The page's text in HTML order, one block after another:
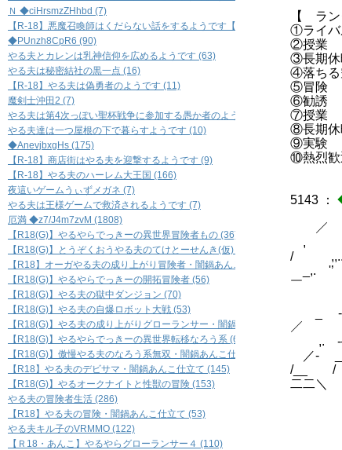
【 ラン
①ライバ
②授業
③長期休
④落ちる
⑤冒険
⑥勧誘
⑦授業
⑧長期休
⑨実験
⑩熱烈歓
5143 ：
／
,
/ ,,..
￣
／
_ -
／
,.
／-
/__
二
＼
＼
)}
Ｎ ◆ciHrsmzZHhbd (7)
【R-18】悪魔召喚師はくだらない話をするようです【BL】 (7)
◆PUnzh8CpR6 (90)
やる夫とカレンは乳神信仰を広めるようです (63)
やる夫は秘密結社の黒一点 (16)
【R-18】やる夫は偽勇者のようです (11)
魔剣士沖田2 (7)
やる夫は第4次っぽい聖杯戦争に参加する愚か者のようです (5)
やる夫達は一つ屋根の下で暮らすようです (10)
◆AnevjbxgHs (175)
【R-18】商店街はやる夫を迎撃するようです (9)
【R-18】やる夫のハーレム大王国 (166)
夜這いゲームうぃずメガネ (7)
やる夫は王様ゲームで救済されるようです (7)
厄満 ◆z7/J4m7zvM (1808)
【R18(G)】やるやらでっきーの異世界冒険者もの (36)
【R18(G)】とうぞくおうやる夫のてけとーせんき(仮) (33)
【R18】オーガやる夫の成り上がり冒険者・闇鍋あんこ仕立て (67)
【R18(G)】やるやらでっきーの開拓冒険者 (56)
【R18(G)】やる夫の獄中ダンジョン (70)
【R18(G)】やる夫の自爆ロボット大戦 (53)
【R18(G)】やる夫の成り上がりグローランサー・闇鍋あんこ仕立て (42)
【R18(G)】やるやらでっきーの異世界転移なろう系 (61)
【R18(G)】傲慢やる夫のなろう系無双・闇鍋あんこ仕立て (118)
【R18】やる夫のデビサマ・闇鍋あんこ仕立て (145)
【R18(G)】やるオークナイトと性獣の冒険 (153)
やる夫の冒険者生活 (286)
【R18】やる夫の冒険・闇鍋あんこ仕立て (53)
やる夫キル子のVRMMO (122)
【Ｒ18・あんこ】やるやらグローランサー４ (110)